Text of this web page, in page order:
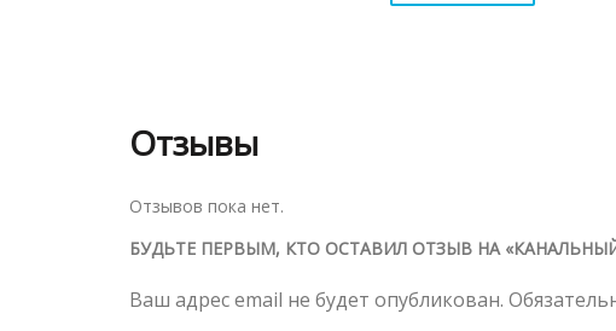
Отзывы
Отзывов пока нет.
БУДЬТЕ ПЕРВЫМ, КТО ОСТАВИЛ ОТЗЫВ НА «КАНАЛЬНЫЙ
Ваш адрес email не будет опубликован.